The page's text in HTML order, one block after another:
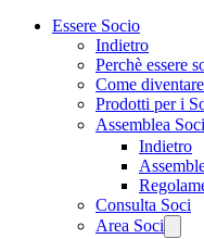
Essere Socio
Indietro
Perchè essere
Come
Prodotti per i
Assemblea Soci
Indietro
Consulta Soci
Area Soci